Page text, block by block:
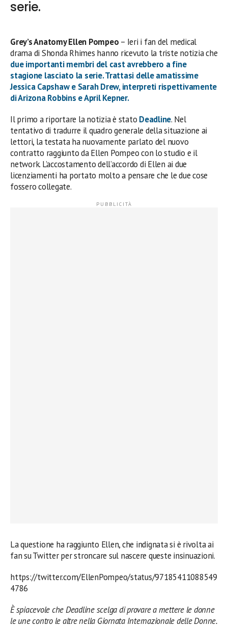
serie.
Grey’s Anatomy Ellen Pompeo – Ieri i fan del medical
drama di Shonda Rhimes hanno ricevuto la triste notizia che
due importanti membri del cast avrebbero a fine
stagione lasciato la serie. Trattasi delle amatissime
Jessica Capshawe Sarah Drew, interpreti rispettivamente
diArizona Robbins eApril Kepner.
Il primo a riportare la notizia è stato Deadline. Nel
tentativo di tradurre il quadro generale della situazione ai
lettori, la testata ha nuovamente parlato del nuovo
contratto raggiunto da Ellen Pompeo con lo studio e il
network. L’accostamento dell’accordo di Ellen ai due
licenziamenti ha portato molto a pensare che le due cose
fossero collegate.
La questione ha raggiunto Ellen, che indignata si è rivolta ai
fan su Twitter per stroncare sul nascere queste insinuazioni.
https://twitter.com/EllenPompeo/status/97185411088549
4786
È spiacevole che Deadline scelga di provare a mettere le donne
le une contro le altre nella Giornata Internazionale delle Donne.